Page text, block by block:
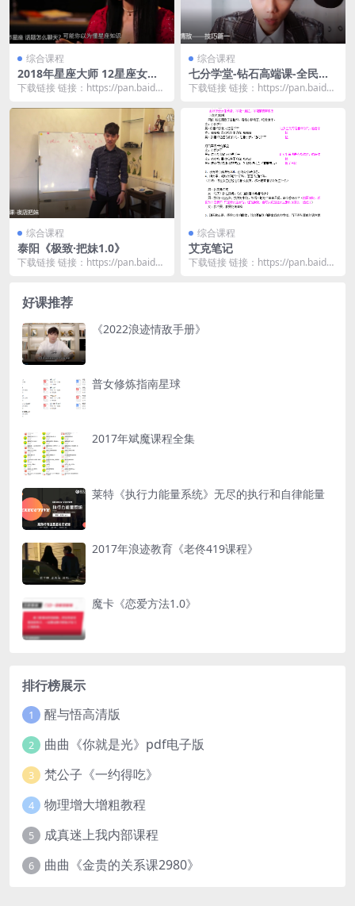
综合课程
2018年星座大师 12星座女生
秘籍
下载链接 链接：https://pan.baidu.
综合课程
七分学堂-钻石高端课-全民情
敌
下载链接 链接：https://pan.baidu.
综合课程
泰阳《极致·把妹1.0》
下载链接 链接：https://pan.baidu.
综合课程
艾克笔记
下载链接 链接：https://pan.baidu.
好课推荐
《2022浪迹情敌手册》
普女修炼指南星球
2017年斌魔课程全集
莱特《执行力能量系统》无尽的执行和自律能量
2017年浪迹教育《老佟419课程》
魔卡《恋爱方法1.0》
排行榜展示
1 醒与悟高清版
2 曲曲《你就是光》pdf电子版
3 梵公子《一约得吃》
4 物理增大增粗教程
5 成真迷上我内部课程
6 曲曲《金贵的关系课2980》